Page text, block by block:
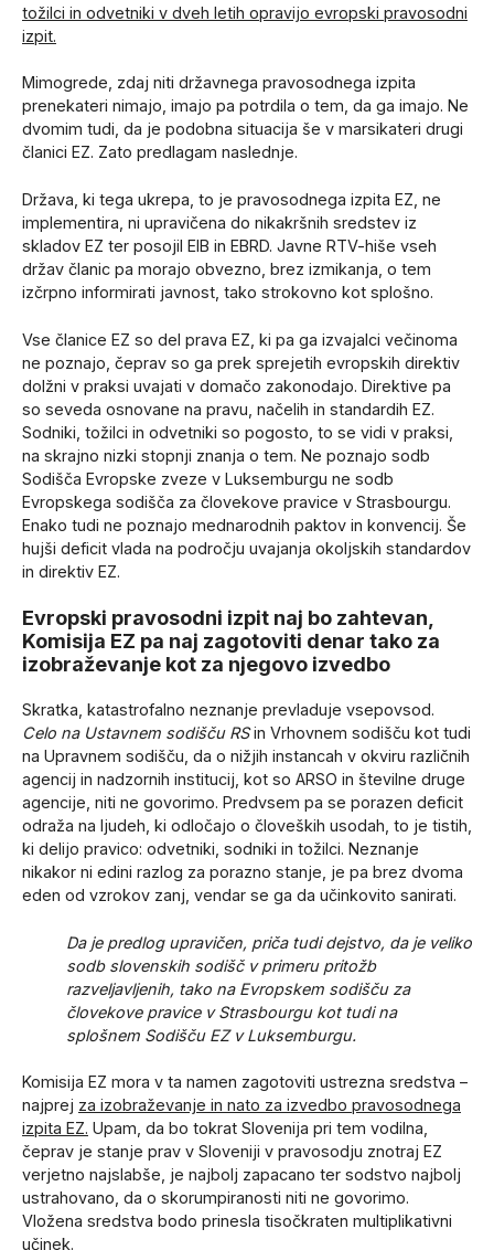
tožilci in odvetniki v dveh letih opravijo evropski pravosodni
izpit.
Mimogrede, zdaj niti državnega pravosodnega izpita
prenekateri nimajo, imajo pa potrdila o tem, da ga imajo. Ne
dvomim tudi, da je podobna situacija še v marsikateri drugi
članici EZ. Zato predlagam naslednje.
Država, ki tega ukrepa, to je pravosodnega izpita EZ, ne
implementira, ni upravičena do nikakršnih sredstev iz
skladov EZ ter posojil EIB in EBRD. Javne RTV-hiše vseh
držav članic pa morajo obvezno, brez izmikanja, o tem
izčrpno informirati javnost, tako strokovno kot splošno.
Vse članice EZ so del prava EZ, ki pa ga izvajalci večinoma
ne poznajo, čeprav so ga prek sprejetih evropskih direktiv
dolžni v praksi uvajati v domačo zakonodajo. Direktive pa
so seveda osnovane na pravu, načelih in standardih EZ.
Sodniki, tožilci in odvetniki so pogosto, to se vidi v praksi,
na skrajno nizki stopnji znanja o tem. Ne poznajo sodb
Sodišča Evropske zveze v Luksemburgu ne sodb
Evropskega sodišča za človekove pravice v Strasbourgu.
Enako tudi ne poznajo mednarodnih paktov in konvencij. Še
hujši deficit vlada na področju uvajanja okoljskih standardov
in direktiv EZ.
Evropski pravosodni izpit naj bo zahtevan,
Komisija EZ pa naj zagotoviti denar tako za
izobraževanje kot za njegovo izvedbo
Skratka, katastrofalno neznanje prevladuje vsepovsod.
Celo na Ustavnem sodišču RSin Vrhovnem sodišču kot tudi
na Upravnem sodišču, da o nižjih instancah v okviru različnih
agencij in nadzornih institucij, kot so ARSO in številne druge
agencije, niti ne govorimo. Predvsem pa se porazen deficit
odraža na ljudeh, ki odločajo o človeških usodah, to je tistih,
ki delijo pravico: odvetniki, sodniki in tožilci. Neznanje
nikakor ni edini razlog za porazno stanje, je pa brez dvoma
eden od vzrokov zanj, vendar se ga da učinkovito sanirati.
Da je predlog upravičen, priča tudi dejstvo, da je veliko
sodb slovenskih sodišč v primeru pritožb
razveljavljenih, tako na Evropskem sodišču za
človekove pravice v Strasbourgu kot tudi na
splošnem Sodišču EZ v Luksemburgu.
Komisija EZ mora v ta namen zagotoviti ustrezna sredstva –
najprej za izobraževanje in nato za izvedbo pravosodnega
izpita EZ. Upam, da bo tokrat Slovenija pri tem vodilna,
čeprav je stanje prav v Sloveniji v pravosodju znotraj EZ
verjetno najslabše, je najbolj zapacano ter sodstvo najbolj
ustrahovano, da o skorumpiranosti niti ne govorimo.
Vložena sredstva bodo prinesla tisočkraten multiplikativni
učinek.